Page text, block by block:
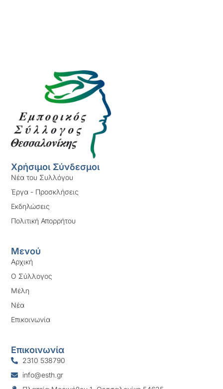
Μενού
Αρχική
Ο Σύλλογος
Μέλη
Νέα
Επικοινωνία
Χρήσιμοι Σύνδεσμοι
Νέα του Συλλόγου
Έργα - Προσκλήσεις
Εκδηλώσεις
Πολιτική Απορρήτου
Επικοινωνία
2310 538790
info@esth.gr